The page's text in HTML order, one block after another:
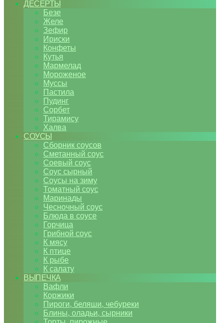
ДЕСЕРТЫ
Безе
Желе
Зефир
Ириски
Конфеты
Кутья
Мармелад
Мороженое
Муссы
Пастила
Пудинг
Сорбет
Тирамису
Халва
СОУСЫ
Сборник соусов
Сметанный соус
Соевый соус
Соус сырный
Соусы на зиму
Томатный соус
Маринады
Чесночный соус
Блюда в соусе
Горчица
Грибной соус
К мясу
К птице
К рыбе
К салату
ВЫПЕЧКА
Вафли
Коржики
Пироги, беляши, чебуреки
Блины, оладьи, сырники